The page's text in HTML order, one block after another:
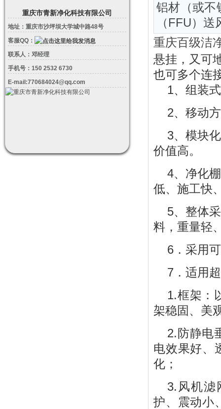
重庆市青新净化科技有限公司
地址：重庆市沙坪坝大学城中路48号
客服QQ：
联系人：邓经理
手机号：150 2532 6730
E-mail:770684024@qq.com
铝材（或不
（FFU）
重庆百级洁
悬挂，又可
也可多个连
1、组装
2、移动
3、模块
价值高。
4、净化
低、施工快
5、整体
料，重量轻
6．采用
7．适用
1.框架：
架稳固、美
2.防静电
电效果好、
化；
3.风机滤
护、震动小